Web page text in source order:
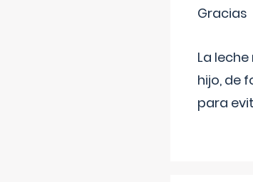
Gracias
La
hijo, de
para